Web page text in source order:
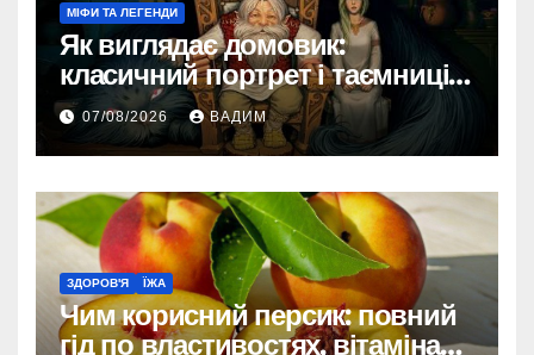
МІФИ ТА ЛЕГЕНДИ
Як виглядає домовик:
класичний портрет і таємниці
зовнішності
07/08/2026 ВАДИМ
ЗДОРОВ'Я ЇЖА
Чим корисний персик: повний
гід по властивостях, вітамінах і